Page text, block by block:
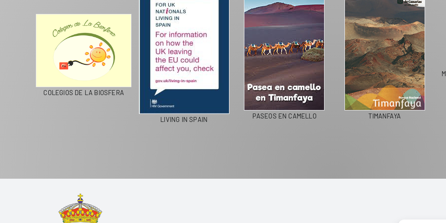
COLEGIOS DE LA BIOSFERA
LIVING IN SPAIN PASEOS EN CAMELLO TIMANFAYA